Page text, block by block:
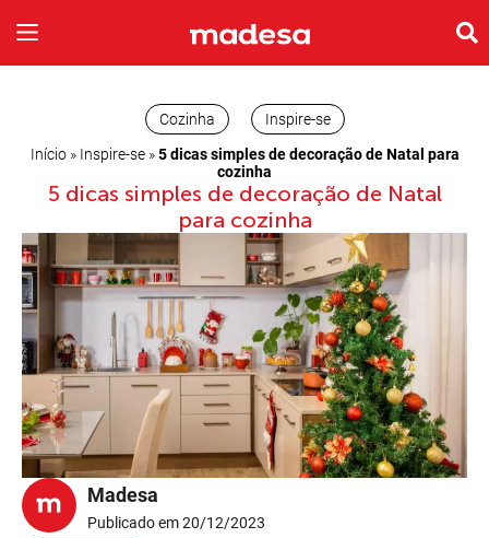
Início» Inspire-se»5 dicas simples de decoração de Natal para
cozinha
Cozinha Inspire-se
5 dicas simples de decoração de Natal
para cozinha
Madesa
Publicado em 20/12/2023